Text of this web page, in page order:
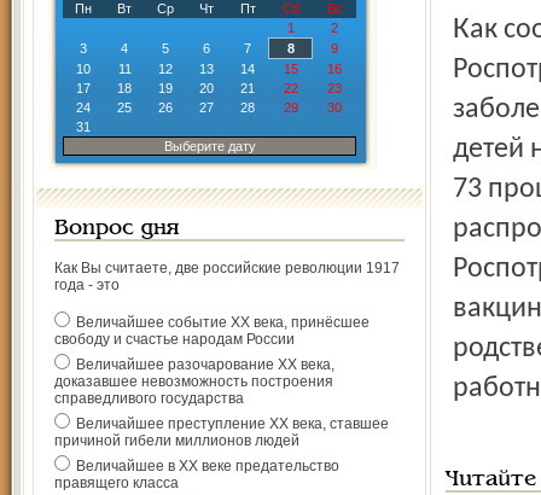
Пн
Вт Ср Чт Пт Сб
Вс
1
2
3
4 5 6 7 8
9
10
11 12 13 14 15
16
17
18 19 20 21 22
23
24
25 26 27 28 29
30
31
Выберите дату
Вопрос дня
Как Вы считаете, две российские революции 1917
года - это
Величайшее событие ХХ века, принёсшее
свободу и счастье народам России
Величайшее разочарование ХХ века,
доказавшее невозможность построения
справедливого государства
Величайшее преступление ХХ века, ставшее
причиной гибели миллионов людей
Величайшее в ХХ веке предательство
правящего класса
Как сообщает руководитель Рыбинской службы
детей
73